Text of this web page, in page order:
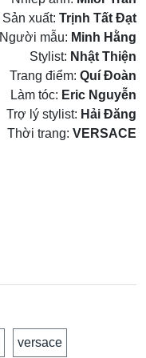
Sản xuất: Trịnh Tất Đạt
Người mẫu: Minh Hằng
Stylist: Nhật Thiện
Trang điểm: Quí Đoàn
Làm tóc: Eric Nguyễn
Trợ lý stylist: Hải Đăng
Thời trang: VERSACE
versace